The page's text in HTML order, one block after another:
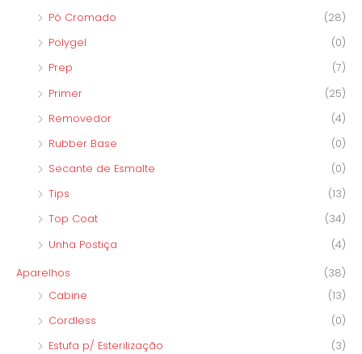
Pó Cromado
(28)
Polygel
(0)
Prep
(7)
Primer
(25)
Removedor
(4)
Rubber Base
(0)
Secante de Esmalte
(0)
Tips
(13)
Top Coat
(34)
Unha Postiça
(4)
Aparelhos
(38)
Cabine
(13)
Cordless
(0)
Estufa p/ Esterilização
(3)